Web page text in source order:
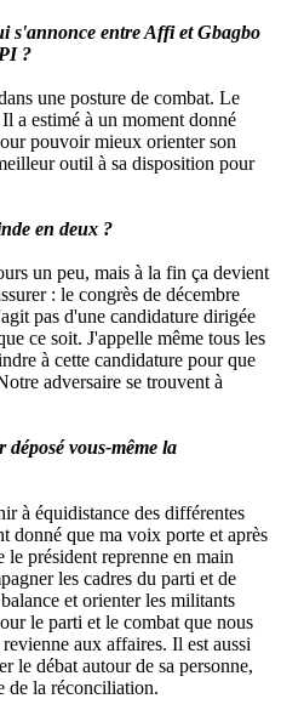
s'annonce entre Affi et Gbagbo
?
une posture de combat. Le
a estimé à un moment donné
pouvoir mieux orienter son
outil à sa disposition pour
en deux ?
un peu, mais à la fin ça devient
: le congrès de décembre
pas d'une candidature dirigée
ce soit. J'appelle même tous les
à cette candidature pour que
adversaire se trouvent à
vous-même la
à équidistance des différentes
donné que ma voix porte et après
président reprenne en main
les cadres du parti et de
et orienter les militants
le parti et le combat que nous
aux affaires. Il est aussi
le débat autour de sa personne,
de la réconciliation.